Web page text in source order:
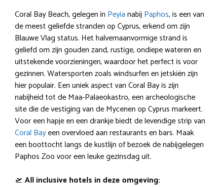
Coral Bay Beach, gelegen in Peyianabij Paphos, is een van
de meest geliefde stranden op Cyprus, erkend om zijn
Blauwe Vlag status. Het halvemaanvormige strand is
geliefd om zijn gouden zand, rustige, ondiepe wateren en
uitstekende voorzieningen, waardoor het perfect is voor
gezinnen. Watersporten zoals windsurfen en jetskiën zijn
hier populair. Een uniek aspect van Coral Bay is zijn
nabijheid tot de Maa-Palaeokastro, een archeologische
site die de vestiging van de Mycenen op Cyprus markeert.
Voor een hapje en een drankje biedt de levendige strip van
Coral Bayeen overvloed aan restaurants en bars. Maak
een boottocht langs de kustlijn of bezoek de nabijgelegen
Paphos Zoo voor een leuke gezinsdag uit.
🛫 All inclusive hotels in deze omgeving: